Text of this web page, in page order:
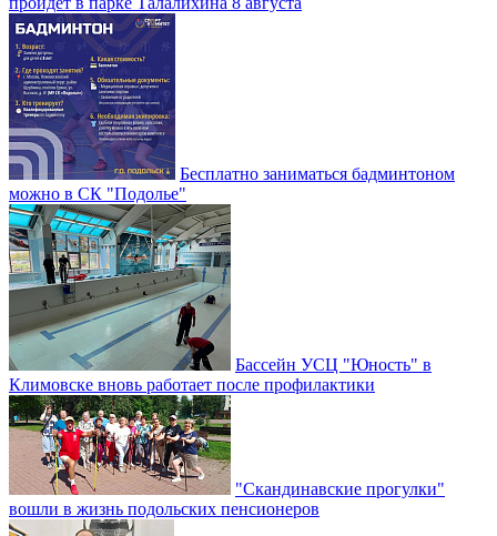
Бесплатно заниматься бадминтоном
можно в СК "Подолье"
Бассейн УСЦ "Юность" в
Климовске вновь работает после профилактики
"Скандинавские прогулки"
вошли в жизнь подольских пенсионеров